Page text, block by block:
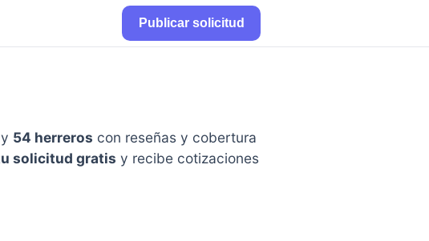
Publicar solicitud
54 herreros con reseñas y cobertura
solicitud gratis y recibe cotizaciones